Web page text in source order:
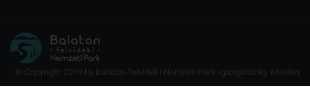
© Copyright 2019 by Balaton-felvidéki Nemzeti Park Igazgatóság. Minden